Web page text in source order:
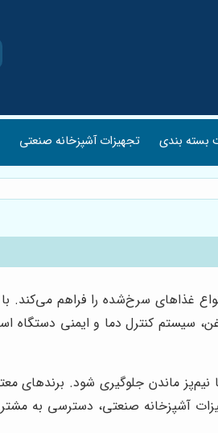
بندی تجهیزات آشپزخانه صنعتی
غذاهای سرخ‌شده را فراهم می‌کند. با
سیستم کنترل دما و ایمنی دستگاه
ماندن جلوگیری شود. برندهای
آشپزخانه صنعتی، دسترسی به